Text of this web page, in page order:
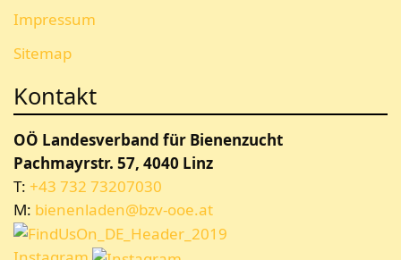
Impressum
Sitemap
Kontakt
OÖ Landesverband für Bienenzucht
Pachmayrstr. 57, 4040 Linz
T: +43 732 73207030
M: bienenladen@bzv-ooe.at